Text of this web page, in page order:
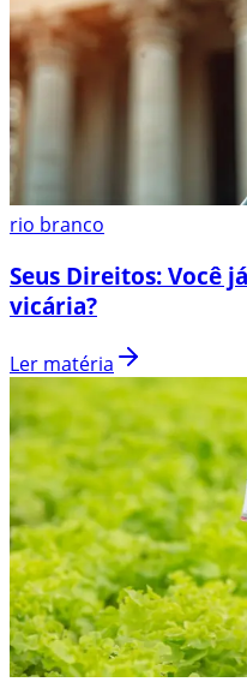
rio branco
Seus Direitos: Você
vicária?
Ler matéria